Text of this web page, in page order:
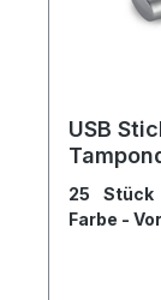
USB
25 Stück
Farbe -